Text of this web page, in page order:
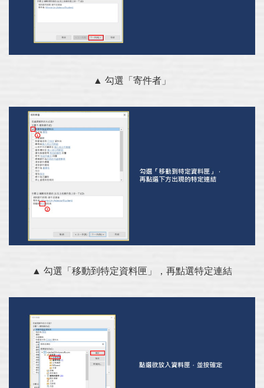
▲ 勾選「寄件者」
▲ 勾選「移動到特定資料匣」，再點選特定連結